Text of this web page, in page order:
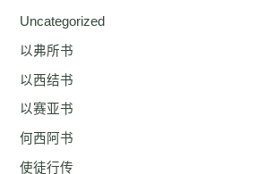
Uncategorized
以弗所书
以西结书
以赛亚书
何西阿书
使徒行传